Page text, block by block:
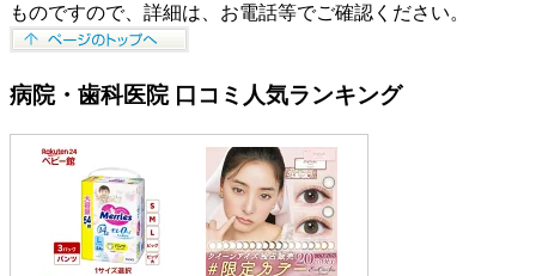
ものですので、詳細は、お電話等でご確認ください。
病院・歯科医院 口コミ人気ランキング